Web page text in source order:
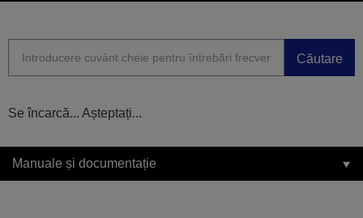
Căutare
Se încarcă... Așteptați...
Manuale și documentație